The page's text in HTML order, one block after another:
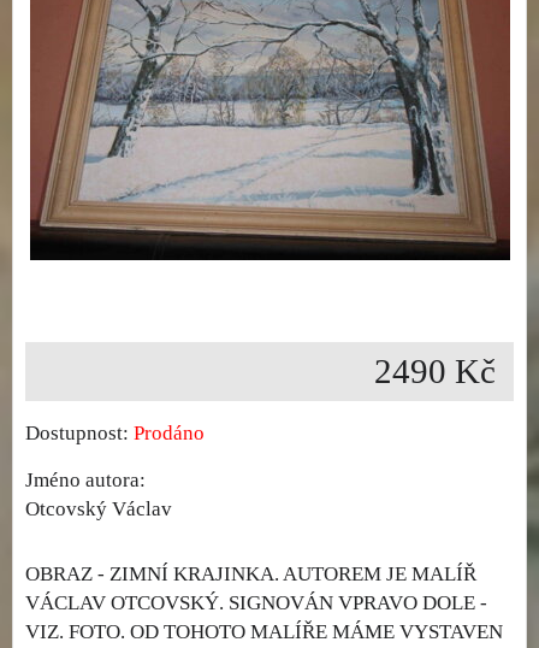
2490 Kč
Dostupnost: Prodáno
Jméno autora:
Otcovský Václav
OBRAZ - ZIMNÍ KRAJINKA. AUTOREM JE MALÍŘ
VÁCLAV OTCOVSKÝ. SIGNOVÁN VPRAVO DOLE -
VIZ. FOTO. OD TOHOTO MALÍŘE MÁME VYSTAVEN